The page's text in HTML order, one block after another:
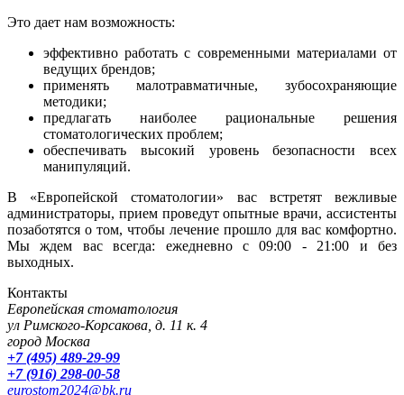
Это дает нам возможность:
эффективно работать с современными материалами от
ведущих брендов;
применять малотравматичные, зубосохраняющие
методики;
предлагать наиболее рациональные решения
стоматологических проблем;
обеспечивать высокий уровень безопасности всех
манипуляций.
В «Европейской стоматологии» вас встретят вежливые
администраторы, прием проведут опытные врачи, ассистенты
позаботятся о том, чтобы лечение прошло для вас комфортно.
Мы ждем вас всегда: ежедневно с 09:00 - 21:00 и без
выходных.
Контакты
Европейская стоматология
ул Римского-Корсакова, д. 11 к. 4
город Москва
+7 (495) 489-29-99
+7 (916) 298-00-58
eurostom2024@bk.ru